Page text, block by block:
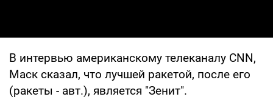
В интервью американскому телеканалу CNN,
Маск сказал, что лучшей ракетой, после его
(ракеты - авт.), является "Зенит".